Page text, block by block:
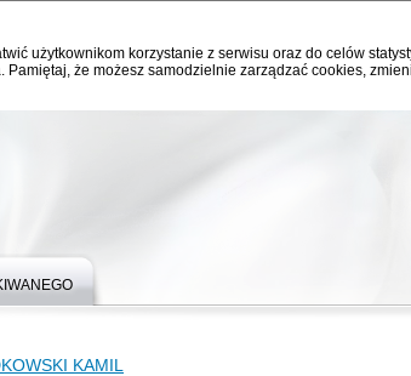
użytkownikom korzystanie z serwisu oraz do celów
że możesz samodzielnie zarządzać cookies,
KAMIL